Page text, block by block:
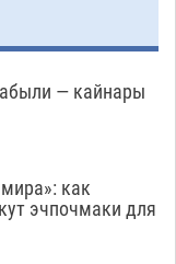
полив
пожара в
победы
Спартакиаде
— кайнары
как
эчпочмаки для